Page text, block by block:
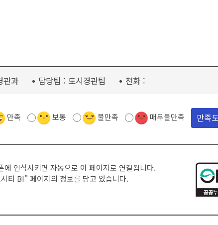
관과 담당팀 : 도시경관팀 전화 :
만족 보통 불만족 매우불만족
에 인식시키면 자동으로 이 페이지로 연결됩니다.
티 BI" 페이지의 정보를 담고 있습니다.